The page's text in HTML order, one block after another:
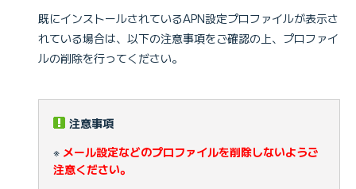
既にインストールされているAPN設定プロファイルが表示さ
れている場合は、以下の注意事項をご確認の上、プロファイ
ルの削除を行ってください。
注意事項
※ メール設定などのプロファイルを削除しないようご
注意ください。